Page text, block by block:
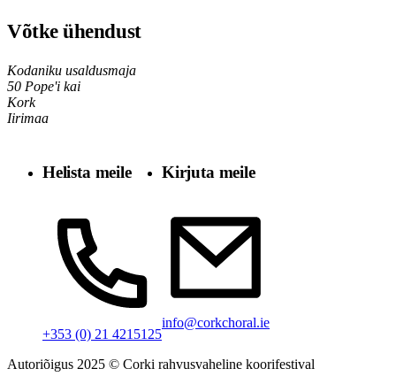
Võtke ühendust
Kodaniku usaldusmaja
50 Pope'i kai
Kork
Iirimaa
Helista meile
+353 (0) 21 4215125
Kirjuta meile
info@corkchoral.ie
Autoriõigus 2025 © Corki rahvusvaheline koorifestival